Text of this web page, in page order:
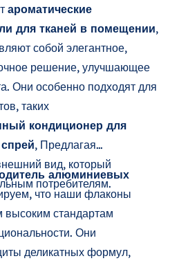
ароматические
для тканей в помещении,
собой элегантное,
решение, улучшающее
Они особенно подходят для
таких
кондиционер для
, Предлагая
вид, который
потребителям.
алюминиевых
что наши флаконы
высоким стандартам
Они
деликатных формул,